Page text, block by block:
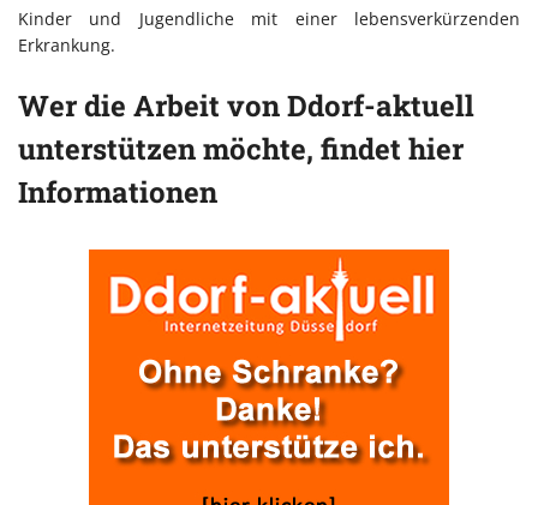
Kinder und Jugendliche mit einer lebensverkürzenden
Erkrankung.
Wer die Arbeit von Ddorf-aktuell
unterstützen möchte, findet hier
Informationen